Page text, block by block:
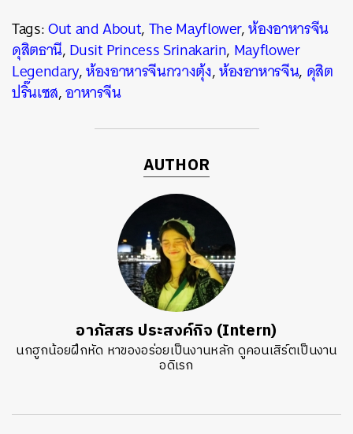
Tags:Out and About,The Mayflower,ห้องอาหารจีน
ดุสิตธานี,Dusit Princess Srinakarin, Mayflower
Legendary,ห้องอาหารจีนกวางตุ้ง,ห้องอาหารจีน, ดุสิต
ปริ๊นเซส,อาหารจีน
AUTHOR
อาภัสสร ประสงค์กิจ (Intern)
นกฮูกน้อยฝึกหัด หาของอร่อยเป็นงานหลัก ดูคอนเสิร์ตเป็นงาน
อดิเรก